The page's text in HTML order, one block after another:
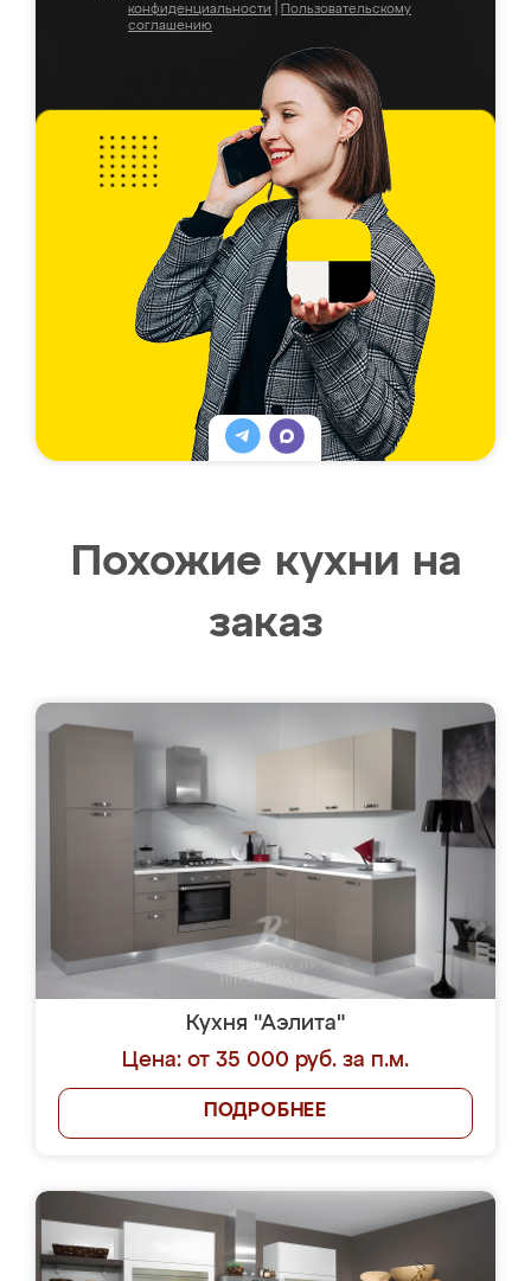
конфиденциальности
Пользовательскому
соглашению
Похожие кухни на
заказ
Кухня "Аэлита"
Цена: от 35 000 руб. за п.м.
ПОДРОБНЕЕ